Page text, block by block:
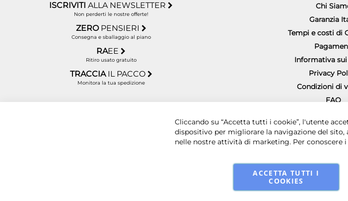
ISCRIVITIALLA NEWSLETTER
Non perderti le nostre offerte!
ZERO PENSIERI
Consegna e sballaggio al piano
RAEE
Ritiro usato gratuito
TRACCIA IL PACCO
Monitora la tua spedizione
Chi
Garanzia
Tempi e costi di
Informativa
Privacy
Condizioni di
FAQ
Copyright © 2025 BYTECNO S.R.L. Cap. Soc. 50.000 € i.v. - Sede legale in via Principe di
Cliccando su “Accetta tutti i cookie”, l'utente
dispositivo per migliorare la navigazione del sito,
nelle nostre attività di marketing. Per conoscere
ACCETTA TUTTI I
COOKIES